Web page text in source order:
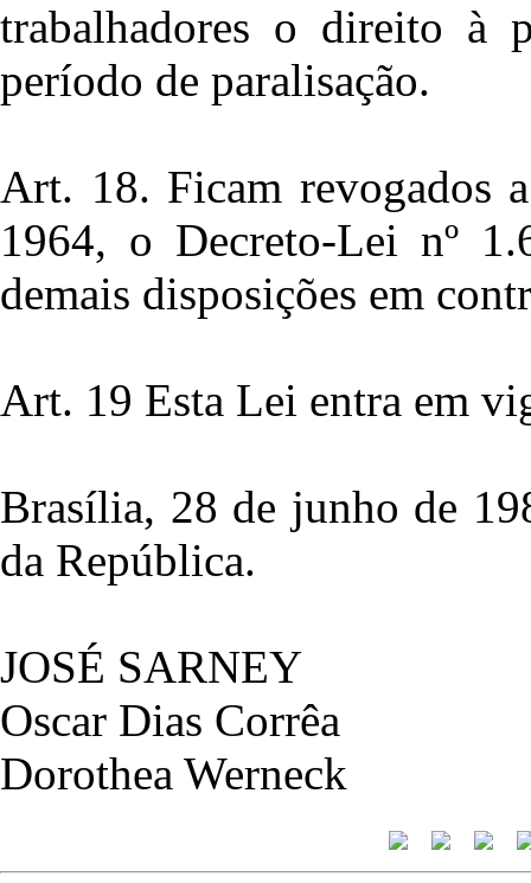
trabalhadores o direito à
período de paralisação.
Art. 18. Ficam revogados
1964, o Decreto-Lei nº
demais disposições em
Art. 19 Esta Lei entra em
Brasília, 28 de junho de
da República.
JOSÉ SARNEY
Oscar Dias Corrêa
Dorothea Werneck